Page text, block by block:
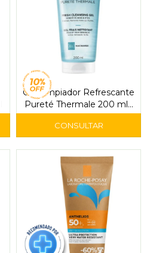
Gel Limpiador Refrescante
Pureté Thermale 200 ml -
Vichy